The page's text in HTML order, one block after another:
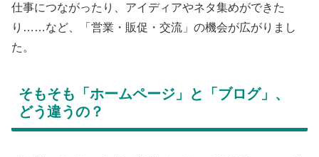
仕事につながったり、アイディアやネタ集めができた
り……など、「営業・販促・交流」の機会が広がりまし
た。
そもそも「ホームページ」と「ブログ」、
どう違うの？